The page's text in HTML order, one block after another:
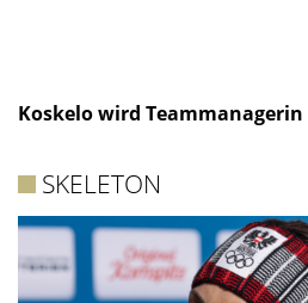
Koskelo wird
SKELETON